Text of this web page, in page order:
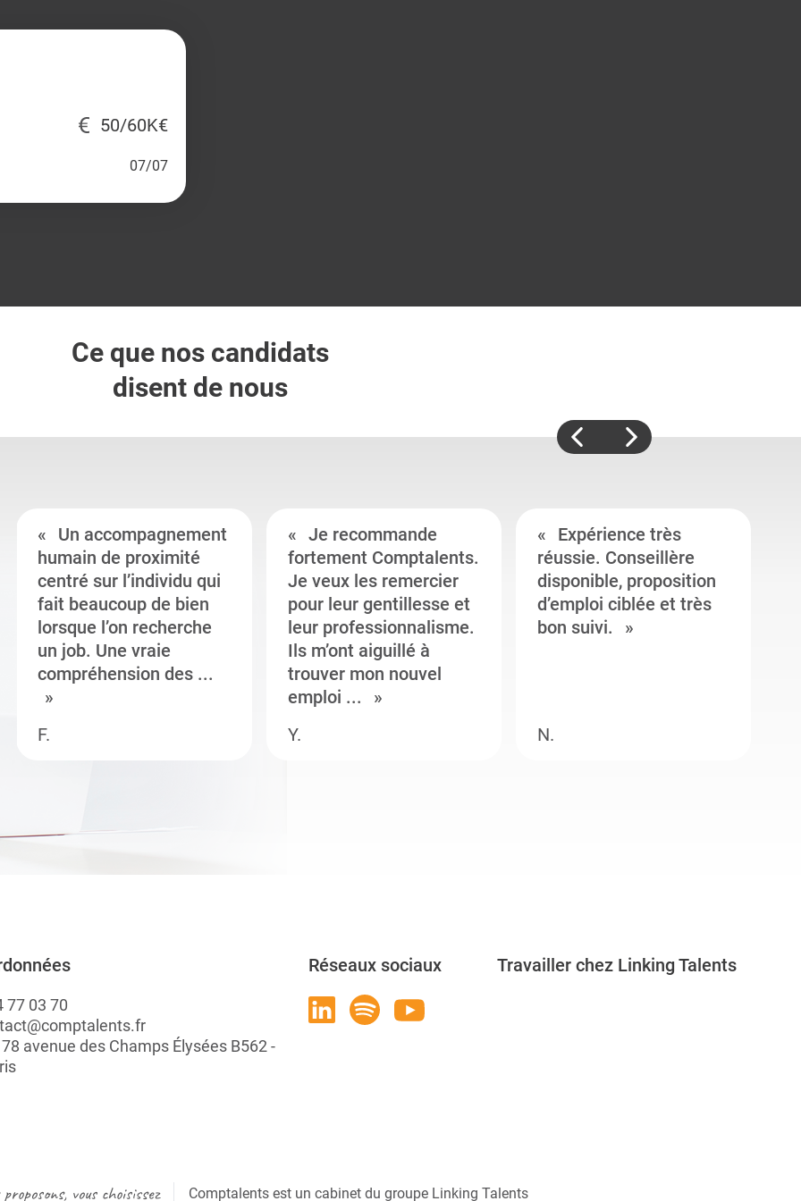
50/60K€
07/07
Ce que nos candidats
disent de nous
Un accompagnement
humain de proximité
centré sur l’individu qui
fait beaucoup de bien
lorsque l’on recherche
un job. Une vraie
compréhension des ...
F.
Je recommande
fortement Comptalents.
Je veux les remercier
pour leur gentillesse et
leur professionnalisme.
Ils m’ont aiguillé à
trouver mon nouvel
emploi ...
Y.
Expérience très
réussie. Conseillère
disponible, proposition
d’emploi ciblée et très
bon suivi.
N.
77 03 70
avenue des Champs Élysées B562 -
Réseaux sociaux Travailler chez Linking Talents
vous choisissez Comptalents est un cabinet du groupe Linking Talents